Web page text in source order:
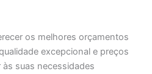
os melhores orçamentos
excepcional e preços
suas necessidades